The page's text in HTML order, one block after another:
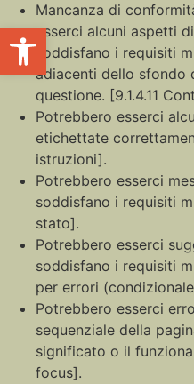
Apri la barra degli strumenti
Mancanza di
esserci alcuni aspetti
soddisfano i requisiti
adiacenti dello sfondo
questione. [9.1.4.11
Potrebbero esserci
etichettate
istruzioni].
Potrebbero esserci
soddisfano i requisiti
stato].
Potrebbero esserci
soddisfano i requisiti
per errori
Potrebbero esserci
sequenziale della
significato o il
focus].